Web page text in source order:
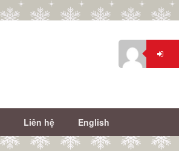
Liên hệ English